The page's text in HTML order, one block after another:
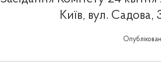
Київ, вул. Садова,